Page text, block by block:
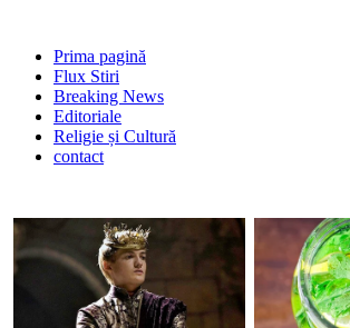
Prima pagină
Flux Stiri
Breaking News
Editoriale
Religie și Cultură
contact